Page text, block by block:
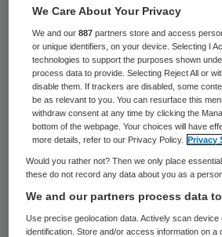
Zorgverzekeraar CZ heeft
weekend de site
gelanceerd. Burgers die
hoe de zorg verbeterd zou
kunnen daar hun
Patiënt betrekken bij
We Care About Your Privacy
We and our887 partners store and access
or unique identifiers, on your device. Selecting I
technologies to support the purposes shown
process data to provide. Selecting Reject All or
disable them. If trackers are disabled, some
be as relevant to you. You can resurface this
withdraw consent at any time by clicking the
bottom of the webpage. Your choices will have
more details, refer to our Privacy Policy.
Privacy
Would you rather not? Then we only place
these do not record any data about you as a
We and our partners process data
Use precise geolocation data. Actively scan
identification. Store and/or access information on a